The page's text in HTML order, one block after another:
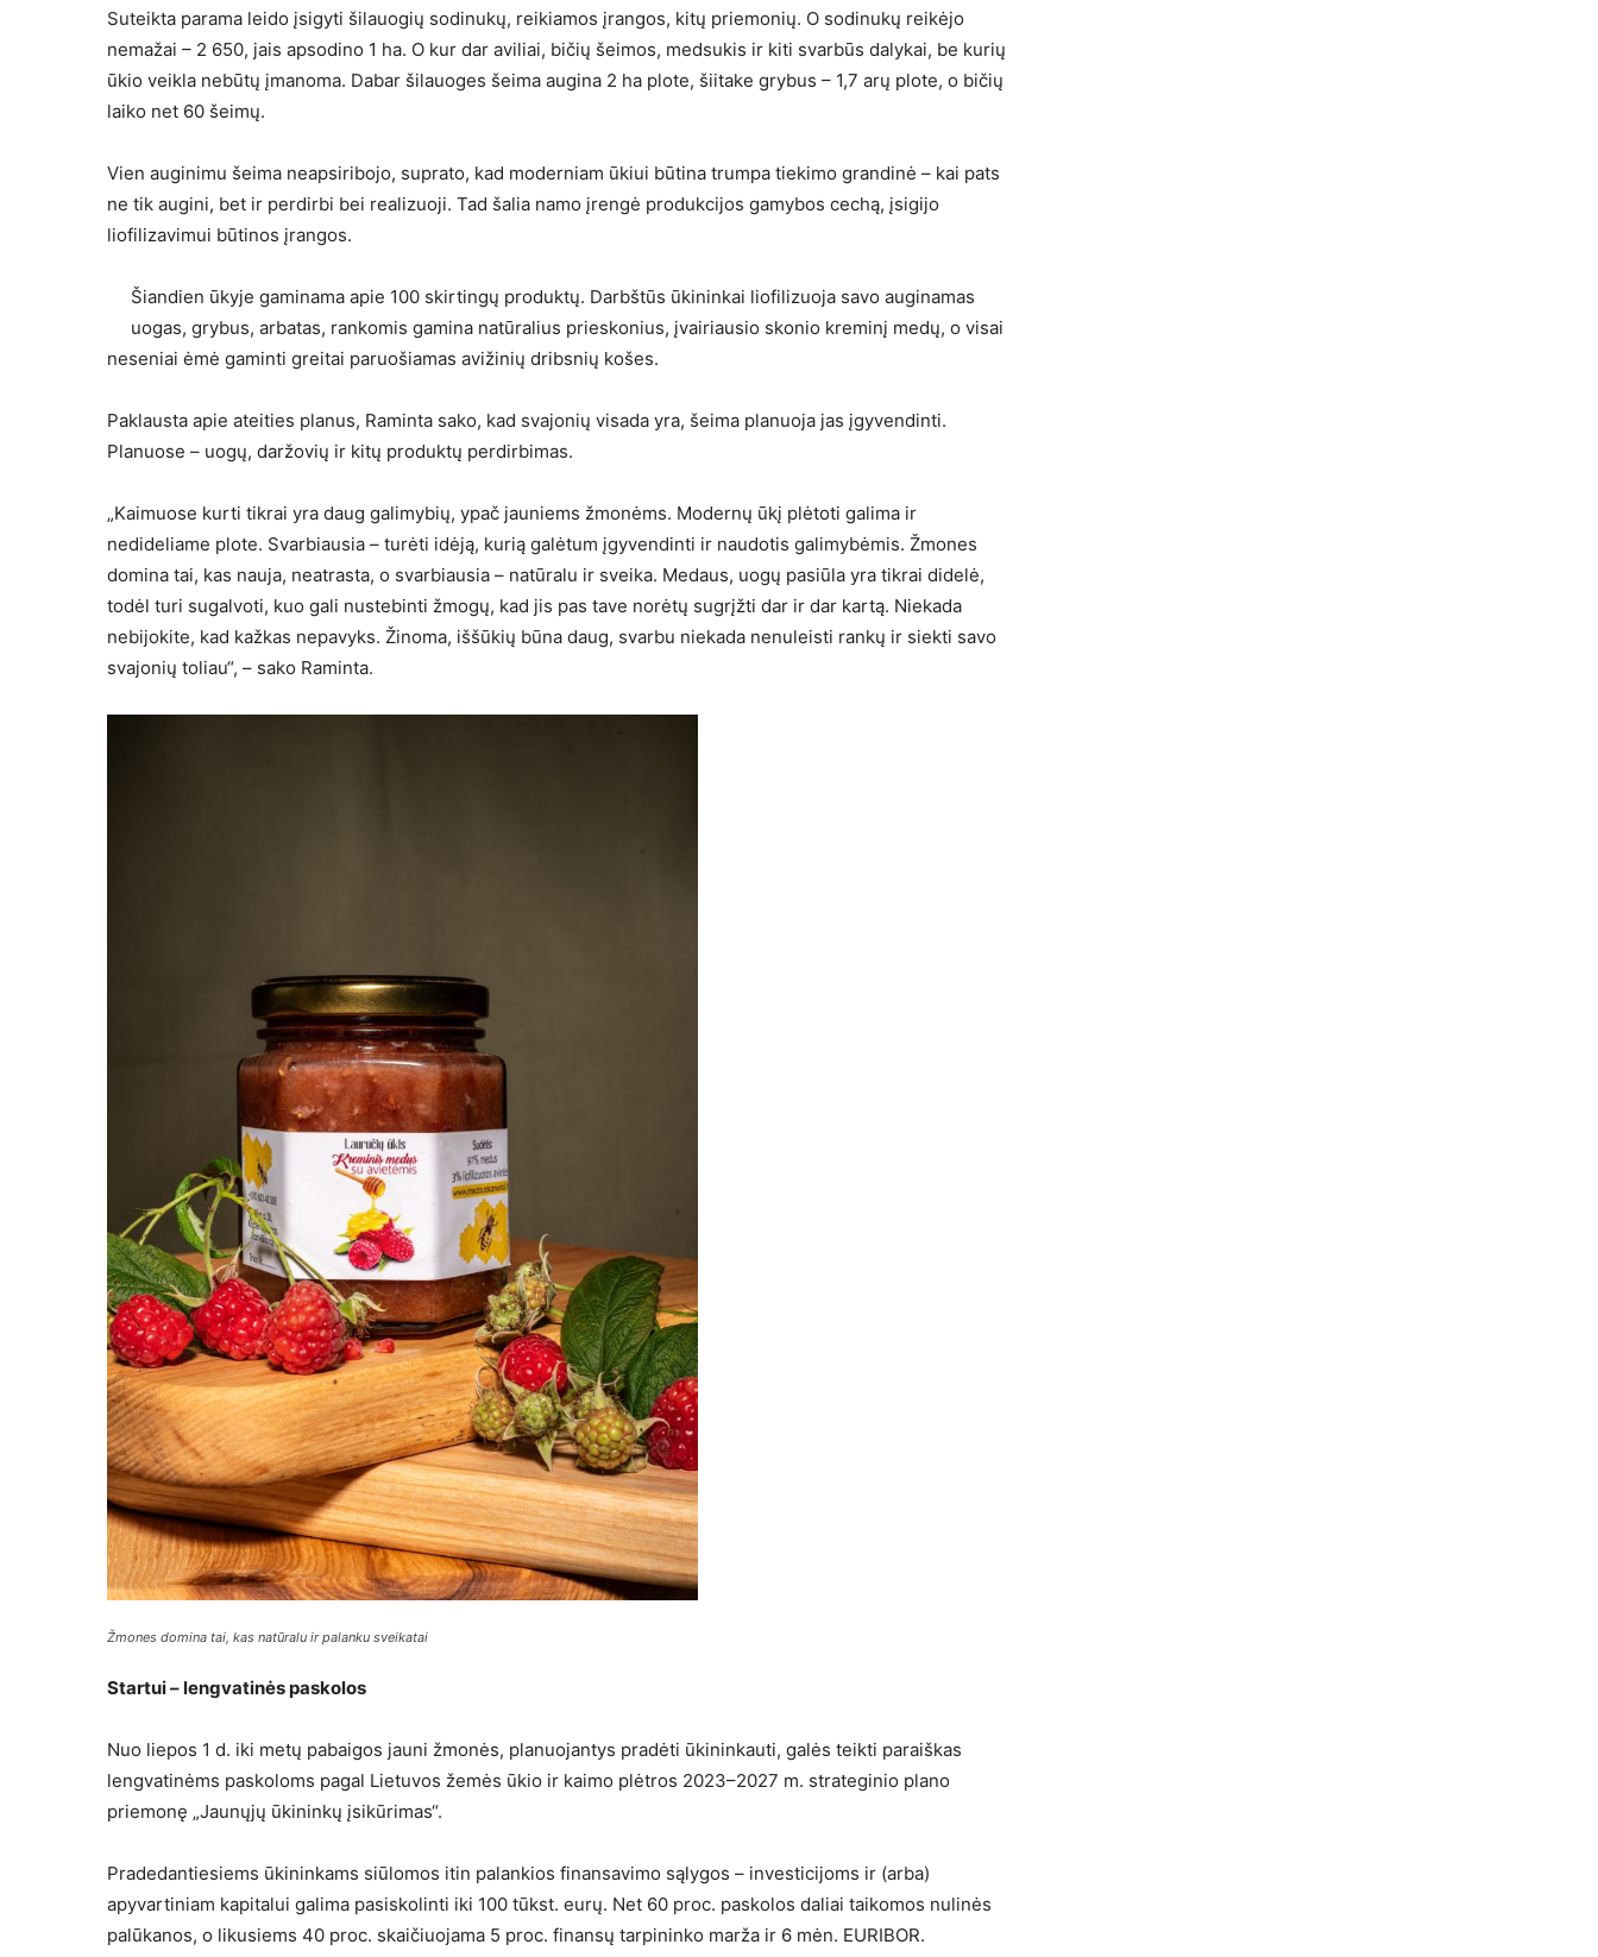
Suteikta parama leido įsigyti šilauogių sodinukų, reikiamos įrangos, kitų priemonių. O sodinukų reikėjo
nemažai – 2 650, jais apsodino 1 ha. O kur dar aviliai, bičių šeimos, medsukis ir kiti svarbūs dalykai, be kurių
ūkio veikla nebūtų įmanoma. Dabar šilauoges šeima augina 2 ha plote, šiitake grybus – 1,7 arų plote, o bičių
laiko net 60 šeimų.
Vien auginimu šeima neapsiribojo, suprato, kad moderniam ūkiui būtina trumpa tiekimo grandinė – kai pats
ne tik augini, bet ir perdirbi bei realizuoji. Tad šalia namo įrengė produkcijos gamybos cechą, įsigijo
liofilizavimui būtinos įrangos.
Šiandien ūkyje gaminama apie 100 skirtingų produktų. Darbštūs ūkininkai liofilizuoja savo auginamas
uogas, grybus, arbatas, rankomis gamina natūralius prieskonius, įvairiausio skonio kreminį medų, o visai
neseniai ėmė gaminti greitai paruošiamas avižinių dribsnių košes.
Paklausta apie ateities planus, Raminta sako, kad svajonių visada yra, šeima planuoja jas įgyvendinti.
Planuose – uogų, daržovių ir kitų produktų perdirbimas.
„Kaimuose kurti tikrai yra daug galimybių, ypač jauniems žmonėms. Modernų ūkį plėtoti galima ir
nedideliame plote. Svarbiausia – turėti idėją, kurią galėtum įgyvendinti ir naudotis galimybėmis. Žmones
domina tai, kas nauja, neatrasta, o svarbiausia – natūralu ir sveika. Medaus, uogų pasiūla yra tikrai didelė,
todėl turi sugalvoti, kuo gali nustebinti žmogų, kad jis pas tave norėtų sugrįžti dar ir dar kartą. Niekada
nebijokite, kad kažkas nepavyks. Žinoma, iššūkių būna daug, svarbu niekada nenuleisti rankų ir siekti savo
svajonių toliau“, – sako Raminta.
Žmones domina tai, kas natūralu ir palanku sveikatai
Startui – lengvatinės paskolos
Nuo liepos 1 d. iki metų pabaigos jauni žmonės, planuojantys pradėti ūkininkauti, galės teikti paraiškas
lengvatinėms paskoloms pagal Lietuvos žemės ūkio ir kaimo plėtros 2023–2027 m. strateginio plano
priemonę „Jaunųjų ūkininkų įsikūrimas“.
Pradedantiesiems ūkininkams siūlomos itin palankios finansavimo sąlygos – investicijoms ir (arba)
apyvartiniam kapitalui galima pasiskolinti iki 100 tūkst. eurų. Net 60 proc. paskolos daliai taikomos nulinės
palūkanos, o likusiems 40 proc. skaičiuojama 5 proc. finansų tarpininko marža ir 6 mėn. EURIBOR.